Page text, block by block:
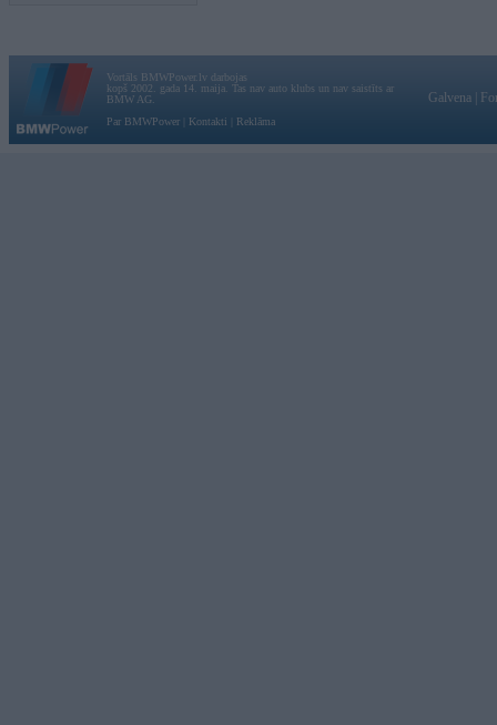
Vortāls BMWPower.lv darbojas
kopš 2002. gada 14. maija. Tas nav auto klubs un nav saistīts ar
BMW AG.
Par BMWPower
Kontakti Reklāma
Galvena